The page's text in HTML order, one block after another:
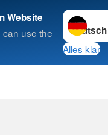
Website
use the
Sprache
Alles klar
Suche